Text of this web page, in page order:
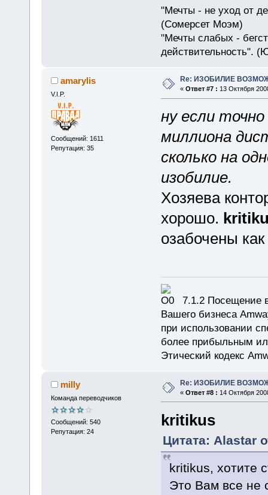
"Мечты - не уход от
(Сомерсет Моэм)
"Мечты слабых -
действительность".
amarylis
V.I.P.
Сообщений: 1611
Репутация: 35
Re: ИЗОБИЛИЕ
« Ответ #7 : 13 Октября
ну если
миллиона
сколько на
изобилие.
Хозяева
хорошо.
озабочены
7.1.2 Посещение
Вашего бизнеса
при использовании
более прибыльным
Этический кодекс
milly
Команда переводчиков
Сообщений: 540
Репутация: 24
Re: ИЗОБИЛИЕ
« Ответ #8 : 14 Октября
kritikus
Цитата: Alastar
kritikus, хотите
Это Вам все не